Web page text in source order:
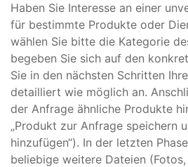
Haben Sie Interesse an einer
für bestimmte Produkte oder
wählen Sie bitte die Kategorie
begeben Sie sich auf den
Sie in den nächsten Schritten
detailliert wie möglich an.
der Anfrage ähnliche Produkte
„Produkt zur Anfrage speichern
hinzufügen“). In der letzten
beliebige weitere Dateien